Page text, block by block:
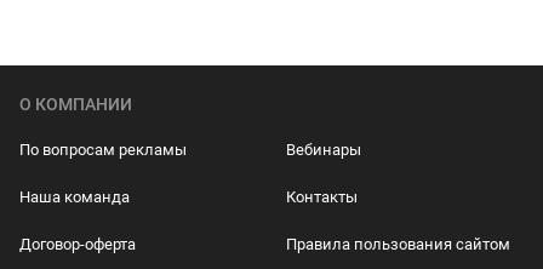
О КОМПАНИИ
По вопросам рекламы Вебинары
Наша команда Контакты
Договор-оферта Правила пользования сайтом